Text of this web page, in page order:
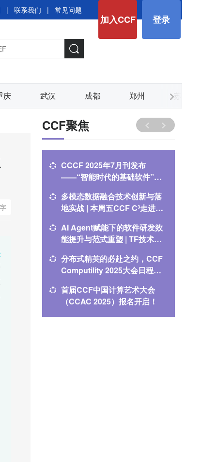
加入CCF 登录
| 联系我们 | 常见问题
庆 武汉 成都 郑州 苏州
CCF聚焦
CCCF 2025年7月刊发布
——“智能时代的基础软件”专
多模态数据融合技术创新与落
地实战 | 本周五CCF C³走进数
AI Agent赋能下的软件研发效
能提升与范式重塑 | TF技术前
分布式精英的必赴之约，CCF
Computility 2025大会日程震
首届CCF中国计算艺术大会
（CCAC 2025）报名开启！